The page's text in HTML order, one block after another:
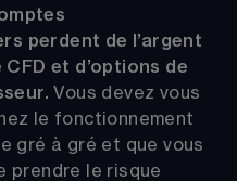
perdent de l’argent
et d’options de
Vous devez vous
le fonctionnement
gré à gré et que vous
prendre le risque